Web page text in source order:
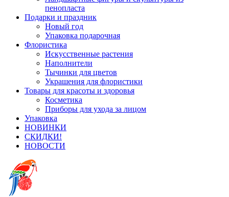
пенопласта
Подарки и праздник
Новый год
Упаковка подарочная
Флористика
Искусственные растения
Наполнители
Тычинки для цветов
Украшения для флористики
Товары для красоты и здоровья
Косметика
Приборы для ухода за лицом
Упаковка
НОВИНКИ
СКИДКИ!
НОВОСТИ